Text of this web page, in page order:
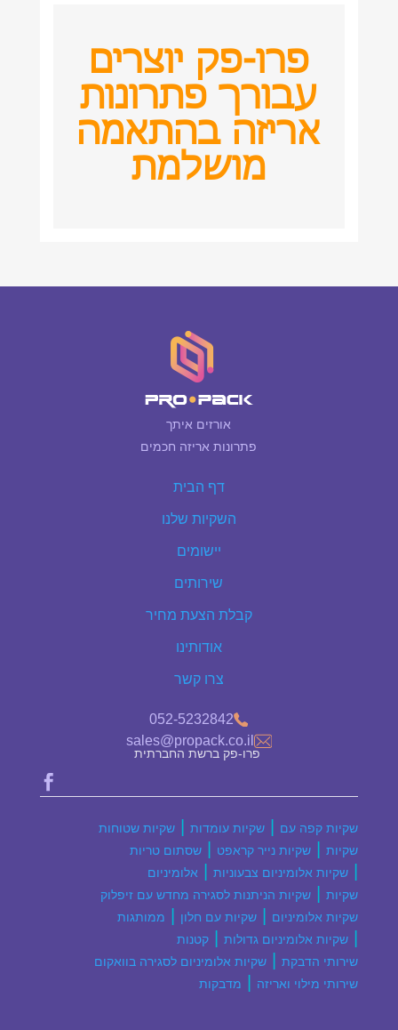
פרו-פק יוצרים
עבורך פתרונות
אריזה בהתאמה
מושלמת
אורזים איתך
פתרונות אריזה חכמים
דף הבית
השקיות שלנו
יישומים
שירותים
קבלת הצעת מחיר
אודותינו
צרו קשר
052-5232842
sales@propack.co.il

פרו-פק ברשת החברתית
שקיות שטוחות |שקיות עומדות
שקיות קפה עם
שסתום טריות
שקיות נייר קראפט |שקיות
אלומיניום
|שקיות אלומיניום צבעוניות
שקיות הניתנות לסגירה מחדש עם זיפלוק |שקיות
ממותגות
שקיות עם חלון
שקיות אלומיניום
קטנות
|שקיות אלומיניום גדולות
שקיות אלומיניום לסגירה בוואקום |שירותי הדבקת
מדבקות
שירותי מילוי ואריזה